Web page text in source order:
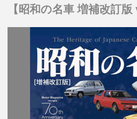
【昭和の名車 増補改訂